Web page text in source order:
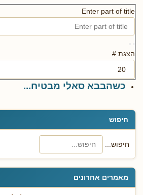
חיפוש
חיפוש...
מאמרים אחרונים
Enter part of title
הצגת #
כשהבבא סאלי מבטיח...